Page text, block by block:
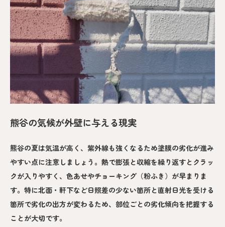
熊谷の気候が外壁に与える現実
熊谷の夏は気温が高く、紫外線も強くなるため塗膜の劣化が進み
やすい点に注意しましょう。熱で膨張と収縮を繰り返すとクラッ
クが入りやすく、色あせやチョーキング（粉ふき）が早まりま
す。特に北面・軒下など日照差の少ない箇所と直射日光を受ける
箇所で劣化の出方が変わるため、部位ごとの劣化傾向を把握する
ことが大切です。